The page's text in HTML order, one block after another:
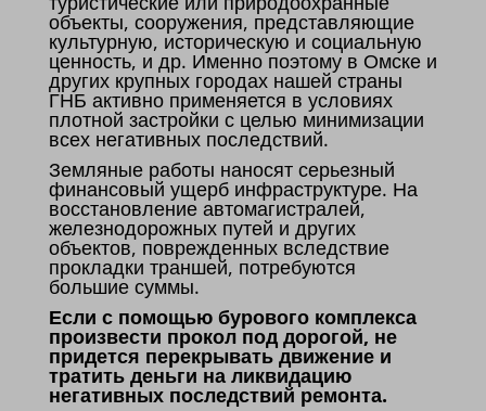
объекты, сооружения, представляющие
культурную, историческую и социальную
ценность, и др. Именно поэтому в Омске и
других крупных городах нашей страны
ГНБ активно применяется в условиях
плотной застройки с целью минимизации
всех негативных последствий.
Земляные работы наносят серьезный
финансовый ущерб инфраструктуре. На
восстановление автомагистралей,
железнодорожных путей и других
объектов, поврежденных вследствие
прокладки траншей, потребуются
большие суммы.
Если с помощью бурового комплекса
произвести прокол под дорогой, не
придется перекрывать движение и
тратить деньги на ликвидацию
негативных последствий ремонта.